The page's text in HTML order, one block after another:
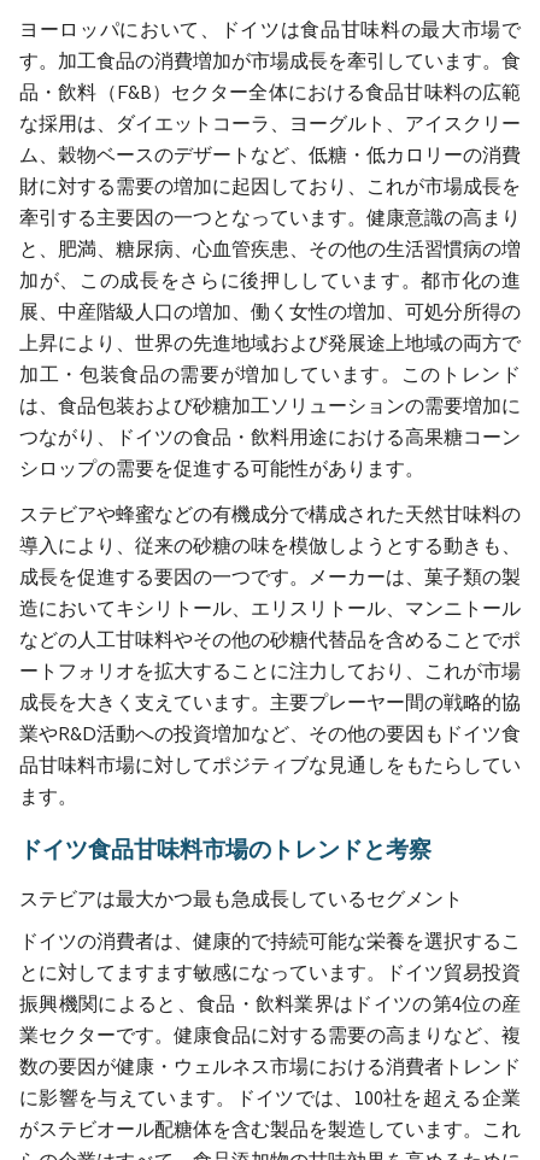
ヨーロッパにおいて、ドイツは食品甘味料の最大市場で
す。加工食品の消費増加が市場成長を牽引しています。食
品・飲料（F&B）セクター全体における食品甘味料の広範
な採用は、ダイエットコーラ、ヨーグルト、アイスクリー
ム、穀物ベースのデザートなど、低糖・低カロリーの消費
財に対する需要の増加に起因しており、これが市場成長を
牽引する主要因の一つとなっています。健康意識の高まり
と、肥満、糖尿病、心血管疾患、その他の生活習慣病の増
加が、この成長をさらに後押ししています。都市化の進
展、中産階級人口の増加、働く女性の増加、可処分所得の
上昇により、世界の先進地域および発展途上地域の両方で
加工・包装食品の需要が増加しています。このトレンド
は、食品包装および砂糖加工ソリューションの需要増加に
つながり、ドイツの食品・飲料用途における高果糖コーン
シロップの需要を促進する可能性があります。
ステビアや蜂蜜などの有機成分で構成された天然甘味料の
導入により、従来の砂糖の味を模倣しようとする動きも、
成長を促進する要因の一つです。メーカーは、菓子類の製
造においてキシリトール、エリスリトール、マンニトール
などの人工甘味料やその他の砂糖代替品を含めることでポ
ートフォリオを拡大することに注力しており、これが市場
成長を大きく支えています。主要プレーヤー間の戦略的協
業やR&D活動への投資増加など、その他の要因もドイツ食
品甘味料市場に対してポジティブな見通しをもたらしてい
ます。
ドイツ食品甘味料市場のトレンドと考察
ステビアは最大かつ最も急成長しているセグメント
ドイツの消費者は、健康的で持続可能な栄養を選択するこ
とに対してますます敏感になっています。ドイツ貿易投資
振興機関によると、食品・飲料業界はドイツの第4位の産
業セクターです。健康食品に対する需要の高まりなど、複
数の要因が健康・ウェルネス市場における消費者トレンド
に影響を与えています。ドイツでは、100社を超える企業
がステビオール配糖体を含む製品を製造しています。これ